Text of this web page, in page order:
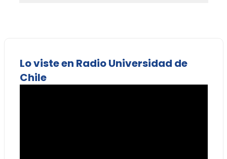
Lo viste en Radio Universidad de
Chile